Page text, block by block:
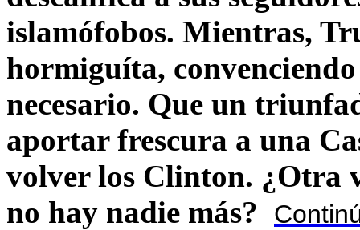
islamófobos. Mientras,
hormiguíta,
necesario. Que un
aportar frescura a una
volver los Clinton. ¿Otra
no hay nadie más?